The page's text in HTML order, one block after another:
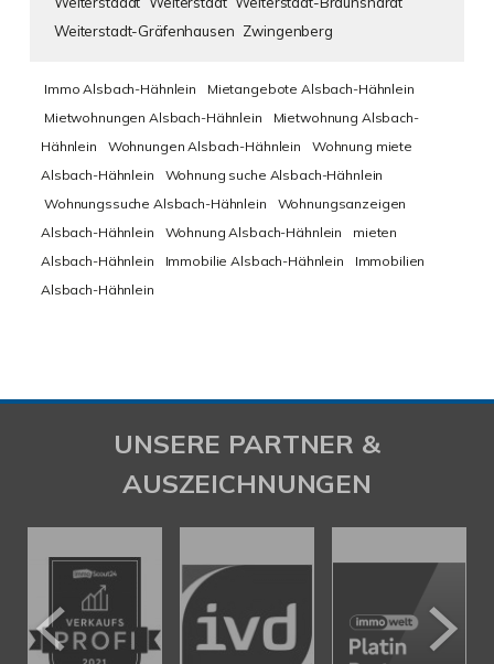
Weiterstadt-Gräfenhausen Zwingenberg
Immo Alsbach-Hähnlein
Mietangebote Alsbach-Hähnlein
Mietwohnungen Alsbach-Hähnlein
Mietwohnung Alsbach-
Hähnlein
Wohnungen Alsbach-Hähnlein
Wohnung miete
Alsbach-Hähnlein
Wohnung suche Alsbach-Hähnlein
Wohnungssuche Alsbach-Hähnlein
Wohnungsanzeigen
Alsbach-Hähnlein
Wohnung Alsbach-Hähnlein
mieten
Alsbach-Hähnlein
Immobilie Alsbach-Hähnlein
Immobilien
Alsbach-Hähnlein
UNSERE PARTNER &
AUSZEICHNUNGEN